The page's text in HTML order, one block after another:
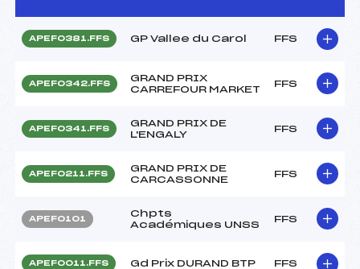
APEF0381.FFS GP Vallee du Carol FFS
APEF0342.FFS
GRAND PRIX
CARREFOUR MARKET
FFS
APEF0341.FFS
GRAND PRIX DE
L'ENGALY
FFS
APEF0211.FFS
GRAND PRIX DE
CARCASSONNE
FFS
APEF0101
Chpts
Académiques UNSS
FFS
APEF0011.FFS Gd Prix DURAND BTP FFS